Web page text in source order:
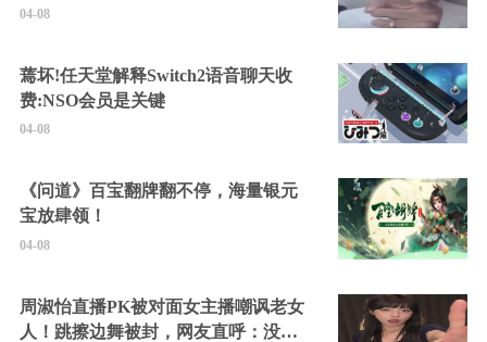
04-08
蔫坏!任天堂解释Switch2语音聊天收
费:NSO会员是关键
04-08
《问道》百宝翻牌翻不停，海量银元
宝放肆领！
04-08
周淑怡直播PK被对面女主播嘲讽老女
人！跳擦边舞被封，网友直呼：没边